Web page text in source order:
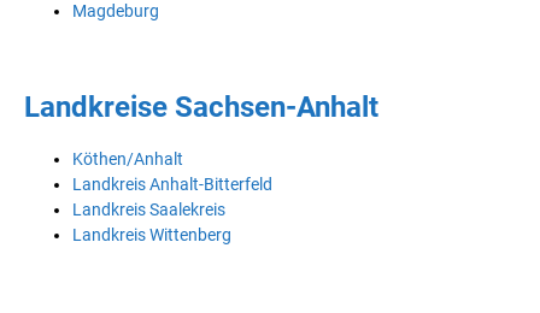
Magdeburg
Landkreise Sachsen-Anhalt
Köthen/Anhalt
Landkreis Anhalt-Bitterfeld
Landkreis Saalekreis
Landkreis Wittenberg